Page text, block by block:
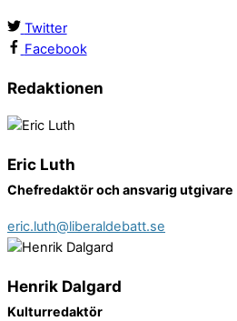
Twitter
Facebook
Redaktionen
Eric Luth
Chefredaktör och ansvarig utgivare
eric.luth@liberaldebatt.se
Henrik Dalgard
Kulturredaktör